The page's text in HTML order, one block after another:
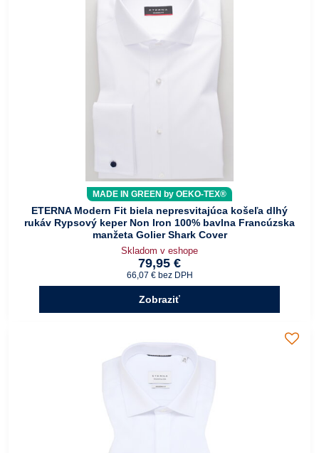
MADE IN GREEN by OEKO-TEX®
ETERNA Modern Fit biela nepresvitajúca košeľa dlhý
rukáv Rypsový keper Non Iron 100% bavlna Francúzska
manžeta Golier Shark Cover
Skladom v eshope
79,95 €
66,07 € bez DPH
Zobraziť